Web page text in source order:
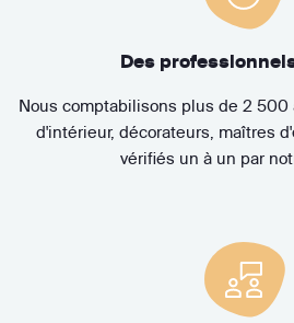
Des
Nous comptabilisons plus de 2
d'intérieur, décorateurs, maîtres
vérifiés un à un par